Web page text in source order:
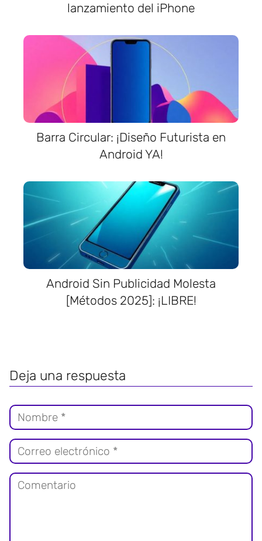
lanzamiento del iPhone
Barra Circular: ¡Diseño Futurista en
Android YA!
Android Sin Publicidad Molesta
[Métodos 2025]: ¡LIBRE!
Deja una respuesta